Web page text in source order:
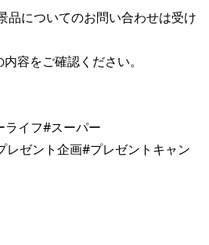
品についてのお問い合わせは受け
容をご確認ください。
ライフ#スーパー
ゼント企画#プレゼントキャン